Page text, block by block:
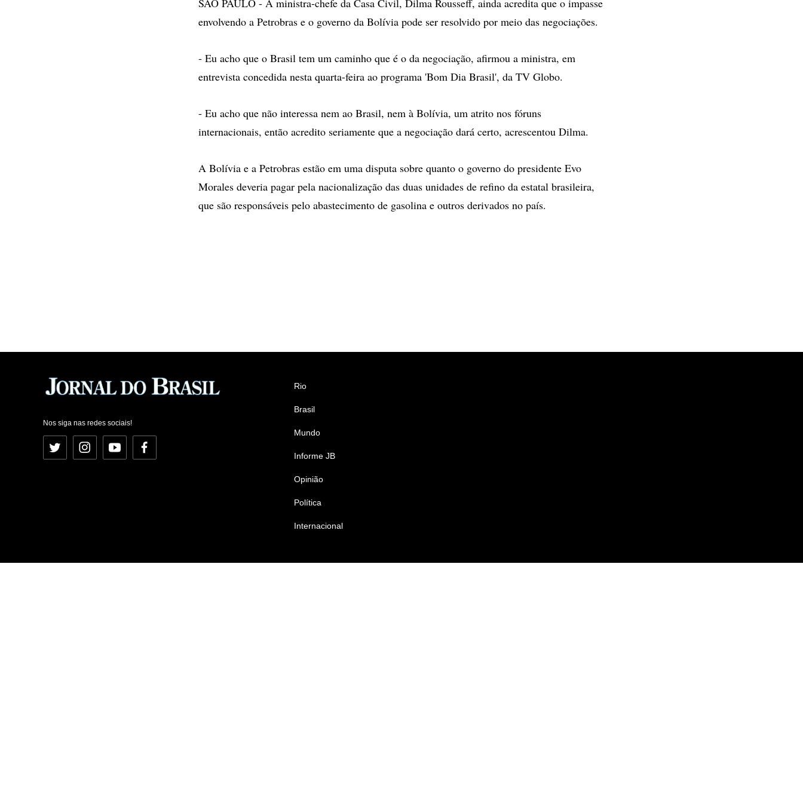
SÃO PAULO - A ministra-chefe da Casa Civil, Dilma Rousseff, ainda acredita que o impasse
envolvendo a Petrobras e o governo da Bolívia pode ser resolvido por meio das negociações.
- Eu acho que o Brasil tem um caminho que é o da negociação, afirmou a ministra, em
entrevista concedida nesta quarta-feira ao programa 'Bom Dia Brasil', da TV Globo.
- Eu acho que não interessa nem ao Brasil, nem à Bolívia, um atrito nos fóruns
internacionais, então acredito seriamente que a negociação dará certo, acrescentou Dilma.
A Bolívia e a Petrobras estão em uma disputa sobre quanto o governo do presidente Evo
Morales deveria pagar pela nacionalização das duas unidades de refino da estatal brasileira,
que são responsáveis pelo abastecimento de gasolina e outros derivados no país.
Nos siga nas redes sociais!
Twitter InstagramYouTubeFacebook
Rio
Brasil
Mundo
Informe JB
Opinião
Política
Internacional